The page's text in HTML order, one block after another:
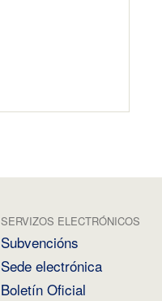
SERVIZOS ELECTRÓNICOS
Subvencións
Sede electrónica
Boletín Oficial